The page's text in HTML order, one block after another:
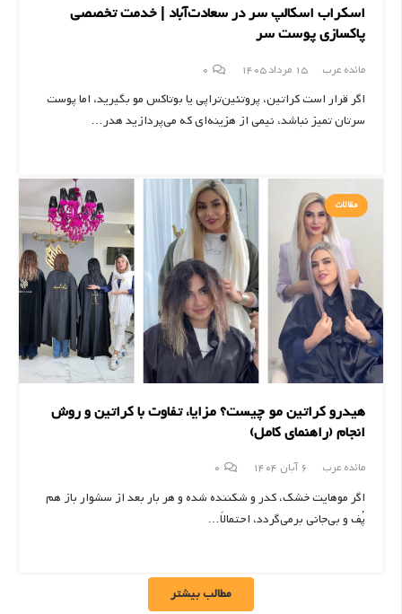
اسکراب اسکالپ سر در سعادت‌آباد | خدمت تخصصی
پاکسازی پوست سر
مائده عرب 15 مرداد 1405 0
اگر قرار است کراتین، پروتئین‌تراپی یا بوتاکس مو بگیرید، اما پوست
سرتان تمیز نباشد، نیمی از هزینه‌ای که می‌پردازید هدر…
مقالات
هیدرو کراتین مو چیست؟ مزایا، تفاوت با کراتین و روش
انجام (راهنمای کامل)
مائده عرب 6 آبان 1404 0
اگر موهایت خشک، کدر و شکننده شده و هر بار بعد از سشوار باز هم
پُف و بی‌جانی برمی‌گردد، احتمالاً…
مطالب بیشتر